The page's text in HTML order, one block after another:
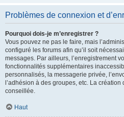
Problèmes de connexion et
Pourquoi dois-je m’enregistrer ?
Vous pouvez ne pas le faire, mais
configuré les forums afin qu’il soit
messages. Par ailleurs, l’enregistrement
fonctionnalités supplémentaires
personnalisés, la messagerie privée,
l’adhésion à des groupes, etc. La
conseillée.
Haut